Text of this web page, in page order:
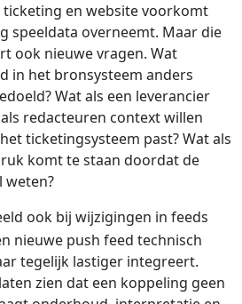
ticketing en website voorkomt
speeldata overneemt. Maar die
ook nieuwe vragen. Wat
in het bronsysteem anders
Wat als een leverancier
redacteuren context willen
ticketingsysteem past? Wat als
komt te staan doordat de
weten?
ook bij wijzigingen in feeds
nieuwe push feed technisch
tegelijk lastiger integreert.
zien dat een koppeling geen